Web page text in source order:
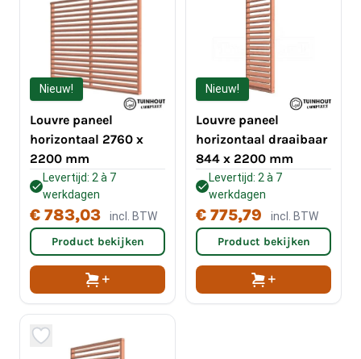
Nieuw!
Louvre paneel
horizontaal 2760 x
2200 mm
Levertijd: 2 à 7
werkdagen
€ 783,03 incl. BTW
Product bekijken
Nieuw!
Louvre paneel
horizontaal draaibaar
844 x 2200 mm
Levertijd: 2 à 7
werkdagen
€ 775,79 incl. BTW
Product bekijken